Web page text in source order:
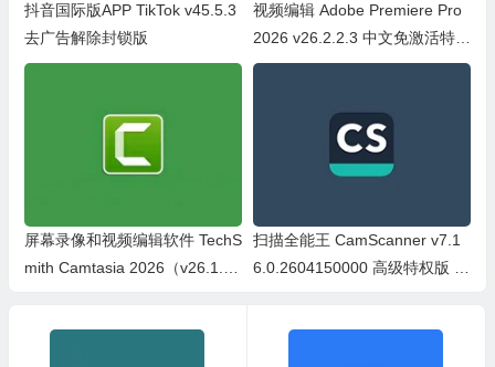
抖音国际版APP TikTok v45.5.3
去广告解除封锁版
视频编辑 Adobe Premiere Pro
2026 v26.2.2.3 中文免激活特别
版
屏幕录像和视频编辑软件 TechS
mith Camtasia 2026（v26.1.1.
扫描全能王 CamScanner v7.1
6.0.2604150000 高级特权版 O